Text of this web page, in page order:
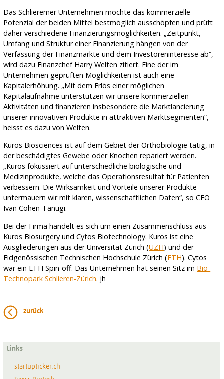
Das Schlieremer Unternehmen möchte das kommerzielle
Potenzial der beiden Mittel bestmöglich ausschöpfen und prüft
daher verschiedene Finanzierungsmöglichkeiten. „Zeitpunkt,
Umfang und Struktur einer Finanzierung hängen von der
Verfassung der Finanzmärkte und dem Investoreninteresse ab“,
wird dazu Finanzchef Harry Welten zitiert. Eine der im
Unternehmen geprüften Möglichkeiten ist auch eine
Kapitalerhöhung. „Mit dem Erlös einer möglichen
Kapitalaufnahme unterstützen wir unsere kommerziellen
Aktivitäten und finanzieren insbesondere die Marktlancierung
unserer innovativen Produkte in attraktiven Marktsegmenten“,
heisst es dazu von Welten.
Kuros Biosciences ist auf dem Gebiet der Orthobiologie tätig, in
der beschädigtes Gewebe oder Knochen repariert werden.
„Kuros fokussiert auf unterschiedliche biologische und
Medizinprodukte, welche das Operationsresultat für Patienten
verbessern. Die Wirksamkeit und Vorteile unserer Produkte
untermauern wir mit klaren, wissenschaftlichen Daten“, so CEO
Ivan Cohen-Tanugi.
Bei der Firma handelt es sich um einen Zusammenschluss aus
Kuros Biosurgery und Cytos Biotechnology. Kuros ist eine
Ausgliederungen aus der Universität Zürich (UZH) und der
Eidgenössischen Technischen Hochschule Zürich (ETH). Cytos
war ein ETH Spin-off. Das Unternehmen hat seinen Sitz im Bio-
Technopark Schlieren-Zürich. jh
zurück
Links
startupticker.ch